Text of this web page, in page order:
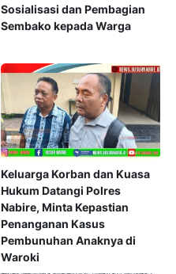
Sosialisasi dan Pembagian
Sembako kepada Warga
Keluarga Korban dan Kuasa
Hukum Datangi Polres
Nabire, Minta Kepastian
Penanganan Kasus
Pembunuhan Anaknya di
Waroki